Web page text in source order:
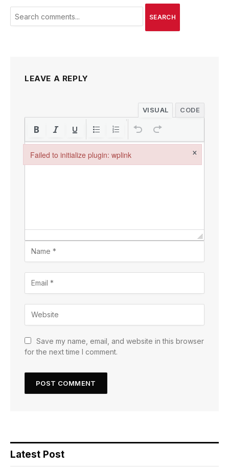
SEARCH
LEAVE A REPLY
VISUAL CODE
Save my name, email, and website in this browser
for the next time I comment.
Latest Post
Failed to initialize plugin: wplink ×
Failed to initialize plugin: wplink